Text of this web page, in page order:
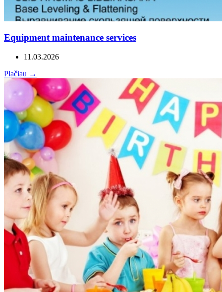
Equipment maintenance services
11.03.2026
Plačiau →